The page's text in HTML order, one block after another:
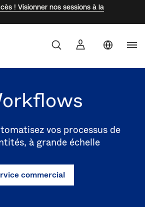
! Visionner nos sessions à la
?
vos processus de
à grande échelle
commercial